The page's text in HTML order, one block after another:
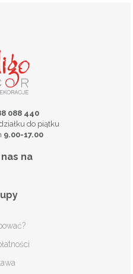
088 440
do piątku
9.00-17.00
na